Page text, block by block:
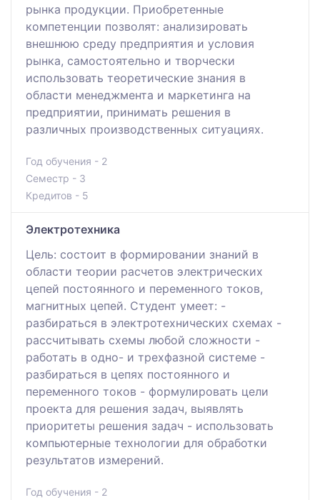
рынка продукции. Приобретенные
компетенции позволят: анализировать
внешнюю среду предприятия и условия
рынка, самостоятельно и творчески
использовать теоретические знания в
области менеджмента и маркетинга на
предприятии, принимать решения в
различных производственных ситуациях.
Год обучения - 2
Семестр - 3
Кредитов - 5
Электротехника
Цель: состоит в формировании знаний в
области теории расчетов электрических
цепей постоянного и переменного токов,
магнитных цепей. Студент умеет: -
разбираться в электротехнических схемах -
рассчитывать схемы любой сложности -
работать в одно- и трехфазной системе -
разбираться в цепях постоянного и
переменного токов - формулировать цели
проекта для решения задач, выявлять
приоритеты решения задач - использовать
компьютерные технологии для обработки
результатов измерений.
Год обучения - 2